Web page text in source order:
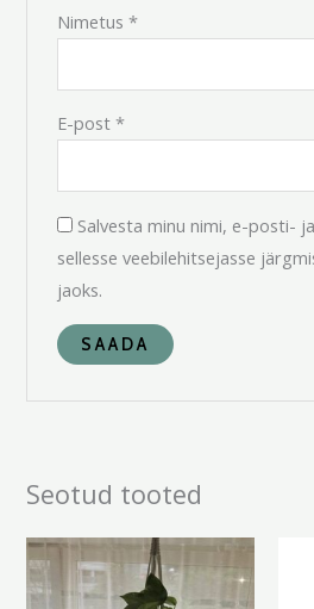
Nimetus *
E-post *
Salvesta minu nimi, e-posti-
sellesse veebilehitsejasse
jaoks.
Seotud tooted
Hinnavahemik:
28.00 €
kuni